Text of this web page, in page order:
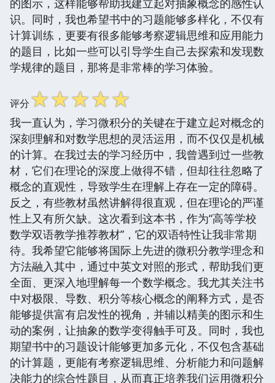
的图示，这样能够帮助我建立起对抽象概念的感性认
识。同时，我也希望书中的习题能够多样化，不仅有
计算训练，更要有很多能够考察逻辑思维和应用能力
的题目，比如一些可以引导学生自己去探索和发现数
学规律的题目，那将是非常棒的学习体验。
评分☆☆☆☆☆
我一直认为，学习微积分的关键在于建立起对概念的
深刻理解和对数学思想的灵活运用，而不仅仅是机械
的计算。在我过去的学习经历中，我曾遇到过一些教
材，它们在理论的深度上做得不错，但却往往忽略了
概念的直观性，导致学生在理解上存在一定的障碍。
反之，有些教材虽然讲解得很直观，但在理论的严谨
性上又有所欠缺。这次看到这本书，作为“高等学校
数学双语教学推荐教材”，它的双语特性让我非常期
待。我希望它能够将国际上先进的微积分教学理念和
方法融入其中，通过中英文对照的形式，帮助我们更
全面、更深入地理解每一个数学概念。我尤其关注书
中对极限、导数、积分等核心概念的阐释方式，是否
能够提供富有启发性的视角，并辅以精美的图示和生
动的案例，让抽象的数学变得触手可及。同时，我也
期望书中的习题设计能够更加多元化，不仅包含基础
的计算题，更能有考察逻辑思维、分析能力和问题解
决能力的综合性题目，从而真正培养我们运用微积分